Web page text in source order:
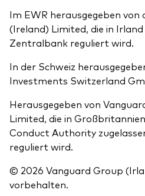
Im EWR herausgegeben
(Ireland) Limited, die in Irland
Zentralbank reguliert wird.
In der Schweiz
Investments Switzerland
Herausgegeben von
Limited, die in
Conduct Authority
reguliert wird.
© 2026 Vanguard Group
vorbehalten.